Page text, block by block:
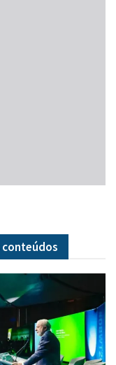
conteúdos